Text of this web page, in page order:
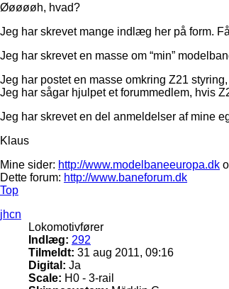
Øøøøøh, hvad?
Jeg har skrevet mange indlæg her på form.
Jeg har skrevet en masse om “min”
Jeg har postet en masse omkring Z21
Jeg har sågar hjulpet et forummedlem, hvis
Jeg har skrevet en del anmeldelser af mine
Klaus
Mine sider: http://www.modelbaneeuropa.dk
Dette forum: http://www.baneforum.dk
Top
jhcn
Lokomotivfører
Indlæg: 292
Tilmeldt: 31 aug 2011, 09:16
Digital: Ja
Scale: H0 - 3-rail